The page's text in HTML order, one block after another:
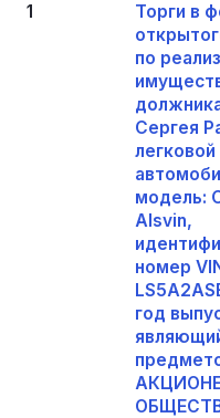
1
Торги в
по
Сергея
легковой
модель:
Alsvin,
номер
год